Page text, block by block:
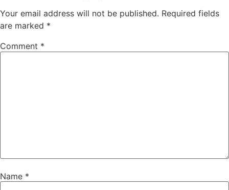
Your email address will not be published. Required fields
are marked *
Comment *
Name *